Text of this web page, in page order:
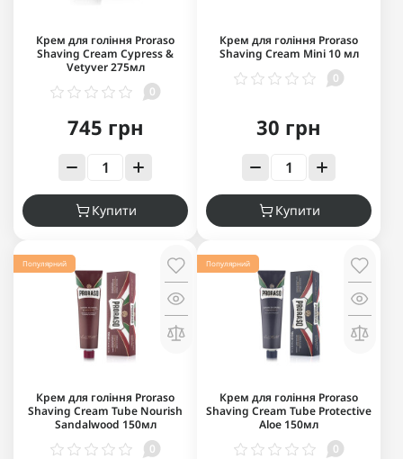
Крем для гоління Proraso
Shaving Cream Cypress &
Vetyver 275мл
0
745 грн
Купити
Крем для гоління Proraso
Shaving Cream Mini 10 мл
0
30 грн
Купити
Популярний
Крем для гоління Proraso
Shaving Cream Tube Nourish
Sandalwood 150мл
0
Популярний
Крем для гоління Proraso
Shaving Cream Tube Protective
Aloe 150мл
0